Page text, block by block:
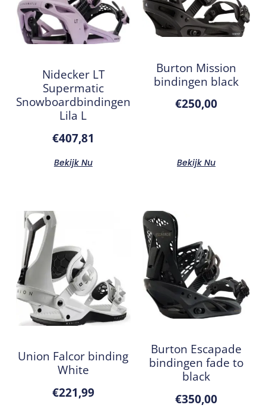
Nidecker LT
Supermatic
Snowboardbindingen
Lila L
€407,81
Bekijk Nu
Burton Mission
bindingen black
€250,00
Bekijk Nu
Union Falcor binding
White
€221,99
Burton Escapade
bindingen fade to
black
€350,00